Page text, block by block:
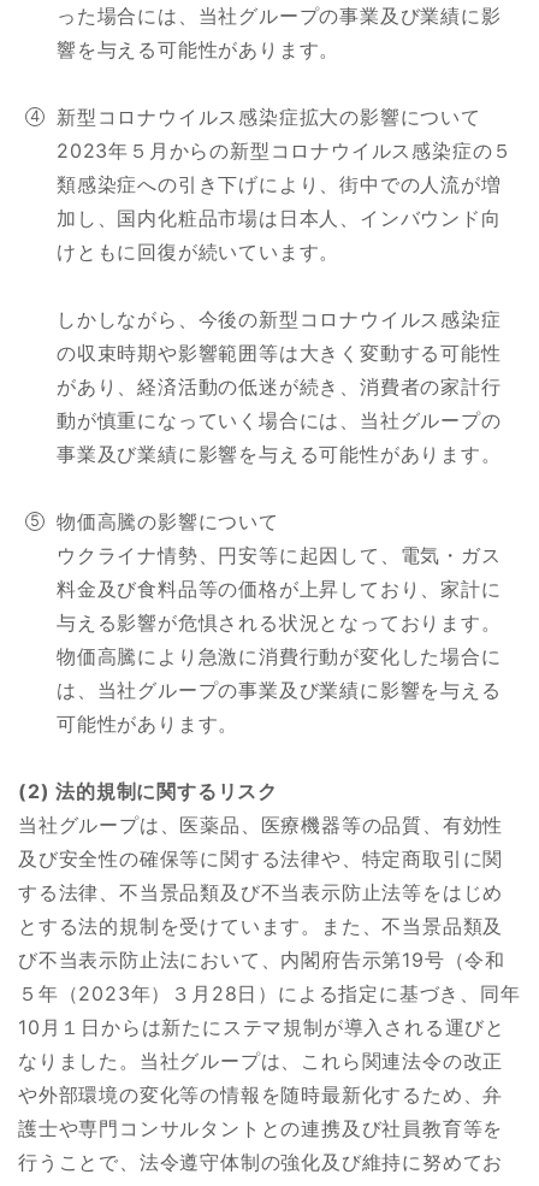
った場合には、当社グループの事業及び業績に影
響を与える可能性があります。
新型コロナウイルス感染症拡大の影響について
2023年５月からの新型コロナウイルス感染症の５
類感染症への引き下げにより、街中での人流が増
加し、国内化粧品市場は日本人、インバウンド向
けともに回復が続いています。
しかしながら、今後の新型コロナウイルス感染症
の収束時期や影響範囲等は大きく変動する可能性
があり、経済活動の低迷が続き、消費者の家計行
動が慎重になっていく場合には、当社グループの
事業及び業績に影響を与える可能性があります。
物価高騰の影響について
ウクライナ情勢、円安等に起因して、電気・ガス
料金及び食料品等の価格が上昇しており、家計に
与える影響が危惧される状況となっております。
物価高騰により急激に消費行動が変化した場合に
は、当社グループの事業及び業績に影響を与える
可能性があります。
(2) 法的規制に関するリスク
当社グループは、医薬品、医療機器等の品質、有効性
及び安全性の確保等に関する法律や、特定商取引に関
する法律、不当景品類及び不当表示防止法等をはじめ
とする法的規制を受けています。また、不当景品類及
び不当表示防止法において、内閣府告示第19号（令和
５年（2023年）３月28日）による指定に基づき、同年
10月１日からは新たにステマ規制が導入される運びと
なりました。当社グループは、これら関連法令の改正
や外部環境の変化等の情報を随時最新化するため、弁
護士や専門コンサルタントとの連携及び社員教育等を
行うことで、法令遵守体制の強化及び維持に努めてお